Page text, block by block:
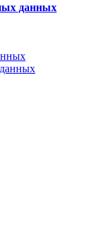
данных